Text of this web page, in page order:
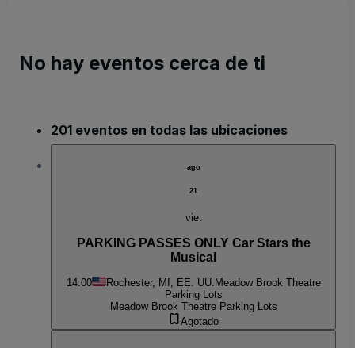
No hay eventos cerca de ti
201 eventos en todas las ubicaciones
ago
21
vie.
PARKING PASSES ONLY Car Stars the
Musical
14:00 Rochester, MI, EE. UU. Meadow Brook Theatre
Parking Lots
Meadow Brook Theatre Parking Lots
Agotado